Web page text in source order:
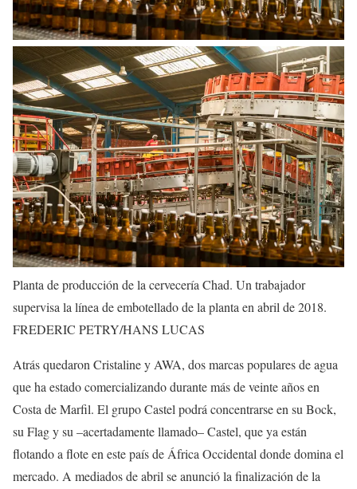
Planta de producción de la cervecería Chad. Un trabajador
supervisa la línea de embotellado de la planta en abril de 2018.
FREDERIC PETRY/HANS LUCAS
Atrás quedaron Cristaline y AWA, dos marcas populares de agua
que ha estado comercializando durante más de veinte años en
Costa de Marfil. El grupo Castel podrá concentrarse en su Bock,
su Flag y su –acertadamente llamado– Castel, que ya están
flotando a flote en este país de África Occidental donde domina el
mercado. A mediados de abril se anunció la finalización de la